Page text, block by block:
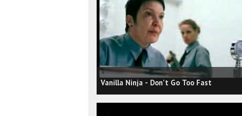
Vanilla Ninja - Don't Go Too Fast